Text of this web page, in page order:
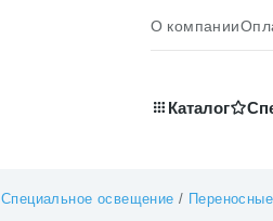
О компании
Каталог
Специальное освещение /